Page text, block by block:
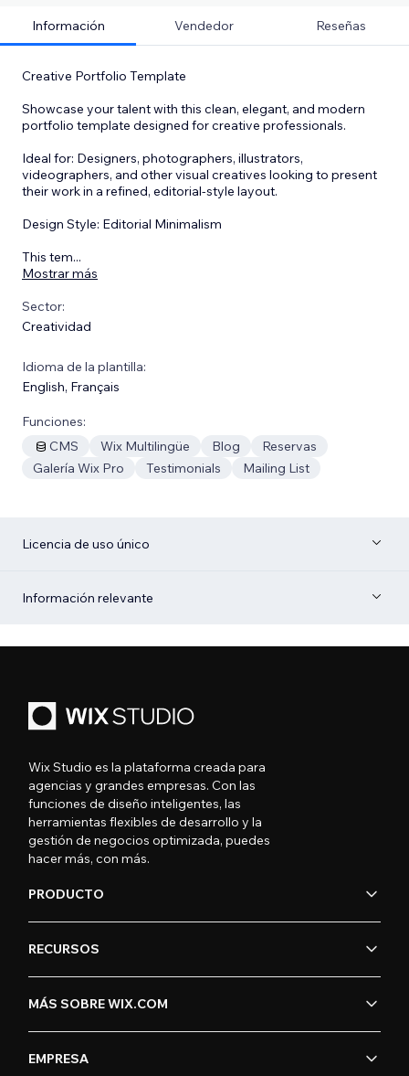
Información Vendedor Reseñas
Creative Portfolio Template
Showcase your talent with this clean, elegant, and modern
portfolio template designed for creative professionals.
Ideal for: Designers, photographers, illustrators,
videographers, and other visual creatives looking to present
their work in a refined, editorial-style layout.
Design Style: Editorial Minimalism
This tem...
Mostrar más
Sector:
Creatividad
Idioma de la plantilla:
English, Français
Funciones:
CMS
Wix Multilingüe Blog
Reservas
Galería Wix Pro
Testimonials Mailing List
Licencia de uso único
Información relevante
Wix Studio es la plataforma creada para
agencias y grandes empresas. Con las
funciones de diseño inteligentes, las
herramientas flexibles de desarrollo y la
gestión de negocios optimizada, puedes
hacer más, con más.
PRODUCTO
RECURSOS
MÁS SOBRE WIX.COM
EMPRESA